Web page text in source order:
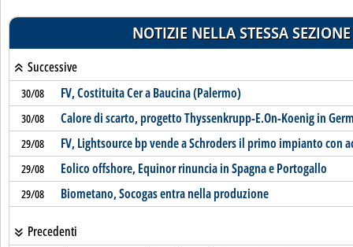
NOTIZIE NELLA STESSA SEZIONE
Successive
30/08 FV, Costituita Cer a Baucina (Palermo)
30/08 Calore di scarto, progetto Thyssenkrupp-E.On-Koenig in
29/08 FV, Lightsource bp vende a Schroders il primo impianto con
29/08 Eolico offshore, Equinor rinuncia in Spagna e Portogallo
29/08 Biometano, Socogas entra nella produzione
Precedenti